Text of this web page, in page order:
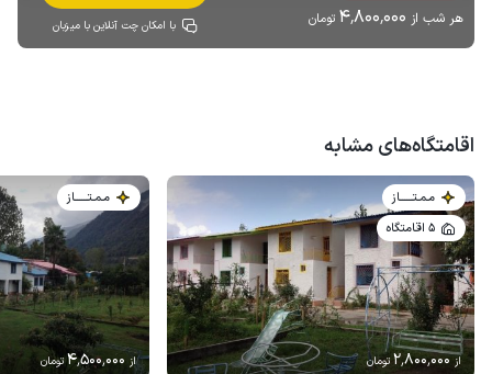
هر شب از 4٬800٬000 تومان با امکان چت آنلاین با میزبان
اقامتگاه‌های مشابه
مـمـتــــــاز
5 اقامتگاه
از 2٬800٬000 تومان
مـمـتــــــاز
از 4٬500٬000تومان